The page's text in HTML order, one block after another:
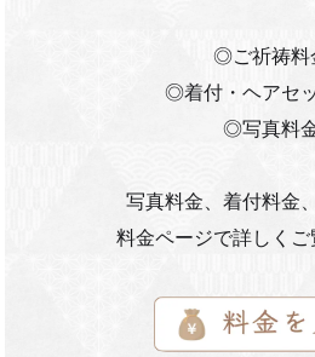
◎ご祈祷料
◎着付・ヘアセ
◎写真料
写真料金、着付料金
料金ページで詳しくご